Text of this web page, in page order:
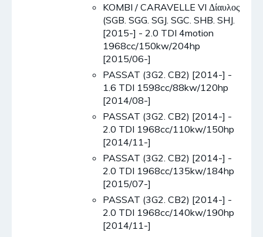
KOMBI / CARAVELLE VI Δίαυλος
(SGB. SGG. SGJ. SGC. SHB. SHJ.
[2015-] - 2.0 TDI 4motion
1968cc/150kw/204hp
[2015/06-]
PASSAT (3G2. CB2) [2014-] -
1.6 TDI 1598cc/88kw/120hp
[2014/08-]
PASSAT (3G2. CB2) [2014-] -
2.0 TDI 1968cc/110kw/150hp
[2014/11-]
PASSAT (3G2. CB2) [2014-] -
2.0 TDI 1968cc/135kw/184hp
[2015/07-]
PASSAT (3G2. CB2) [2014-] -
2.0 TDI 1968cc/140kw/190hp
[2014/11-]